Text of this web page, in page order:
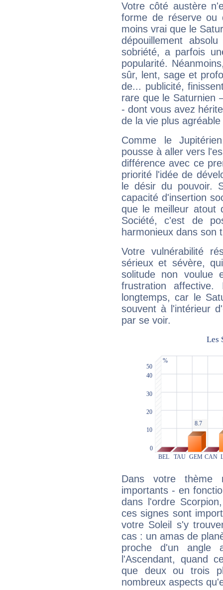
Votre côté austère
forme de réserve
moins vrai que le
dépouillement
sobriété, a parfois
popularité.
sûr, lent, sage et
de... publicité,
rare que le Saturnien
- dont vous avez
de la vie plus
Comme le
pousse à aller vers
différence avec ce
priorité l'idée de
le désir du pouvoir.
capacité d'insertion
que le meilleur atout
Société, c'est de
harmonieux dans son
Votre vulnérabilité
sérieux et sévère,
solitude non voulue
frustration
longtemps, car le
souvent à l'intérieur
par se voir.
Dans votre thème
importants - en
dans l'ordre
ces signes sont
votre Soleil s'y
cas : un amas de
proche d'un
l'Ascendant, quand
que deux ou trois
nombreux aspects